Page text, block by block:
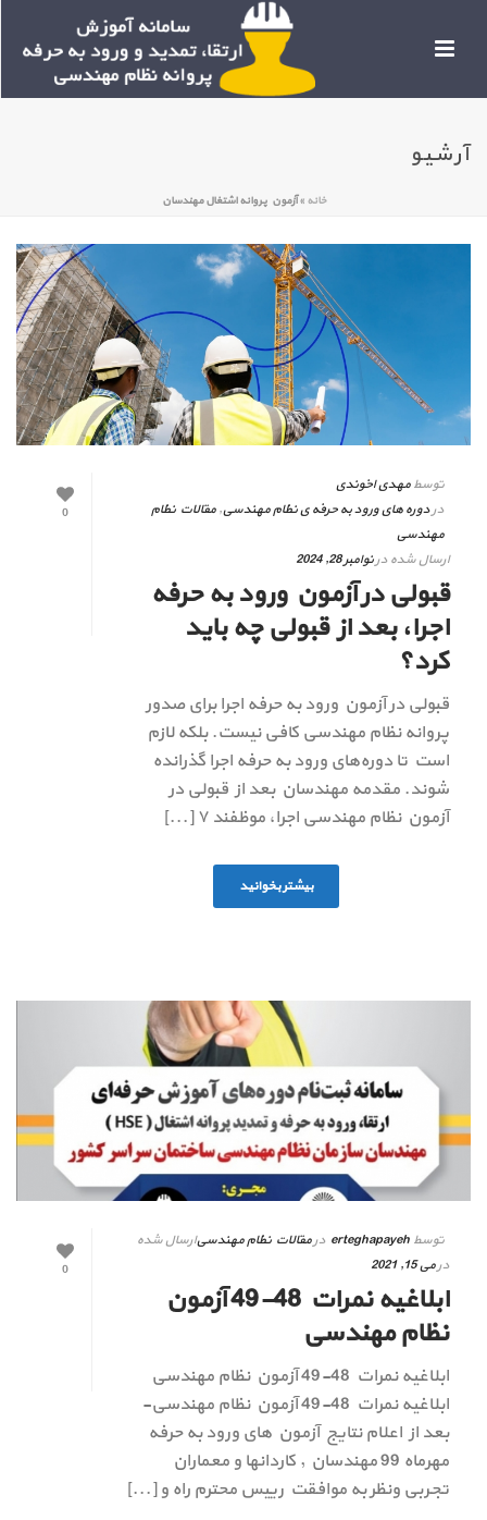
آرشیو
خانه »آزمون پروانه اشتغال مهندسان
0
توسطمهدی اخوندی
دردوره های ورود به حرفه ی نظام مهندسی,مقالات نظام
مهندسی
ارسال شده درنوامبر 28, 2024
قبولی در آزمون ورود به حرفه
اجرا، بعد از قبولی چه باید
کرد؟
قبولی در آزمون ورود به حرفه اجرا برای صدور
پروانه نظام مهندسی کافی نیست. بلکه لازم
است تا دوره‌های ورود به حرفه اجرا گذرانده
شوند. مقدمه مهندسان بعد از قبولی در
آزمون نظام مهندسی اجرا، موظفند ۷ [...]
بیشتر بخوانید
0
توسط erteghapayeh درمقالات نظام مهندسیارسال شده
درمی 15, 2021
ابلاغیه نمرات 48-49 آزمون
نظام مهندسی
ابلاغیه نمرات 48-49 آزمون نظام مهندسی
ابلاغیه نمرات 48-49 آزمون نظام مهندسی-
بعد از اعلام نتایج آزمون های ورود به حرفه
مهرماه 99 مهندسان , کاردانها و معماران
تجربی ونظر به موافقت رییس محترم راه و [...]